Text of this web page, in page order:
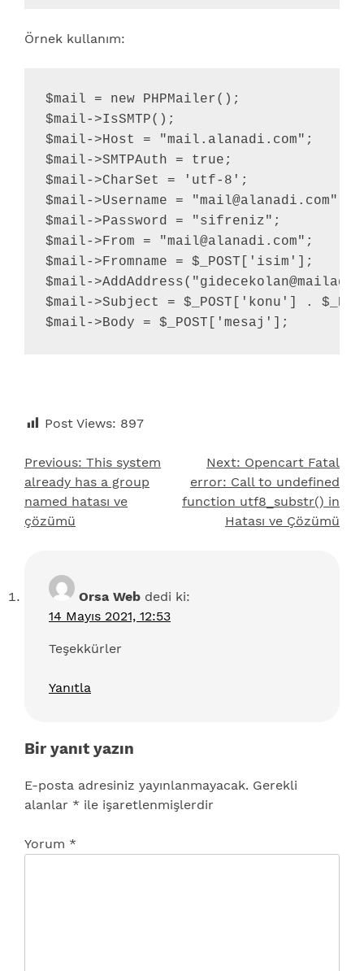
Örnek kullanım:
$mail = new PHPMailer();
$mail->IsSMTP();
$mail->Host = "mail.alanadi.com";
$mail->SMTPAuth = true;
$mail->CharSet = 'utf-8';
$mail->Username = "mail@alanadi.com";
$mail->Password = "sifreniz";
$mail->From = "mail@alanadi.com";
$mail->Fromname = $_POST['isim'];
$mail-
$mail->Subject = $_POST['konu'] .
$mail->Body = $_POST['mesaj'];
Post Views: 897
Yazı
gezinmesi
Previous: This system
already has a group
named hatası ve
çözümü
Next: Opencart Fatal
error: Call to undefined
function utf8_substr() in
Hatası ve Çözümü
Orsa Web dedi ki:
14 Mayıs 2021, 12:53
Teşekkürler
Yanıtla
Bir yanıt yazın
E-posta adresiniz yayınlanmayacak. Gerekli
alanlar * ile işaretlenmişlerdir
Yorum *